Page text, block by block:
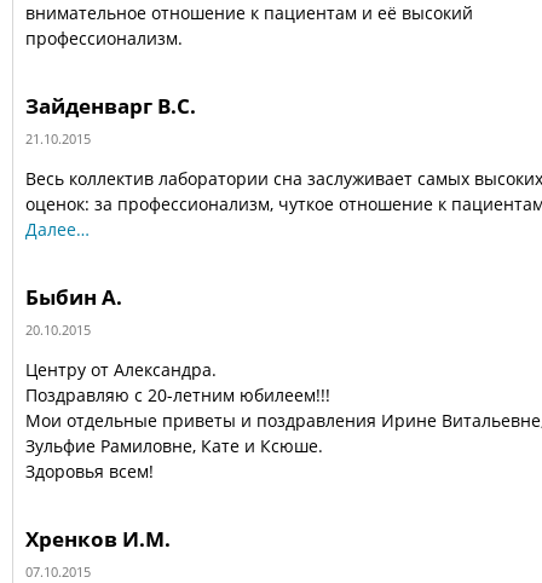
внимательное отношение к пациентам и её высокий
профессионализм.
Зайденварг В.С.
21.10.2015
Весь коллектив лаборатории сна заслуживает самых высоких
оценок: за профессионализм, чуткое отношение к
Далее…
Быбин А.
20.10.2015
Центру от Александра.
Поздравляю с 20-летним юбилеем!!!
Мои отдельные приветы и поздравления Ирине
Зульфие Рамиловне, Кате и Ксюше.
Здоровья всем!
Хренков И.М.
07.10.2015